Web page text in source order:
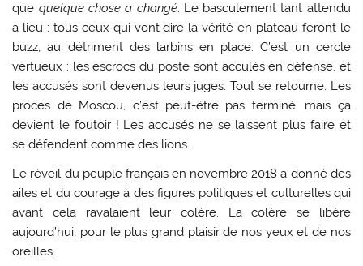
que quelque chose a changé. Le basculement tant attendu
a lieu : tous ceux qui vont dire la vérité en plateau feront le
buzz, au détriment des larbins en place. C’est un cercle
vertueux : les escrocs du poste sont acculés en défense, et
les accusés sont devenus leurs juges. Tout se retourne. Les
procès de Moscou, c’est peut-être pas terminé, mais ça
devient le foutoir ! Les accusés ne se laissent plus faire et
se défendent comme des lions.
Le réveil du peuple français en novembre 2018 a donné des
ailes et du courage à des figures politiques et culturelles qui
avant cela ravalaient leur colère. La colère se libère
aujourd’hui, pour le plus grand plaisir de nos yeux et de nos
oreilles.